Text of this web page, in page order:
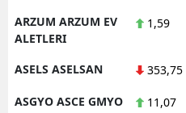
ARZUM ARZUM EV
ALETLERI
1,59
ASELS ASELSAN 353,75
ASGYO ASCE GMYO 11,07